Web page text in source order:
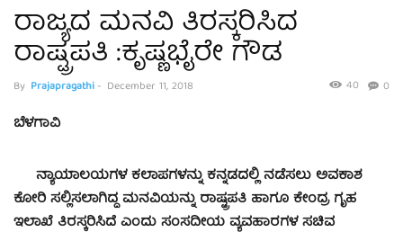
ರಾಜ್ಯದ ಮನವಿ ತಿರಸ್ಕರಿಸಿದ
ರಾಷ್ಟ್ರಪತಿ :ಕೃಷ್ಣಭೈರೇ ಗೌಡ
By Prajapragathi- December 11, 2018 0
40
ಬೆಳಗಾವಿ
ನ್ಯಾಯಾಲಯಗಳ ಕಲಾಪಗಳನ್ನು ಕನ್ನಡದಲ್ಲಿ ನಡೆಸಲು ಅವಕಾಶ
ಕೋರಿ ಸಲ್ಲಿಸಲಾಗಿದ್ದ ಮನವಿಯನ್ನು ರಾಷ್ಟ್ರಪತಿ ಹಾಗೂ ಕೇಂದ್ರ ಗೃಹ
ಇಲಾಖೆ ತಿರಸ್ಕರಿಸಿದೆ ಎಂದು ಸಂಸದೀಯ ವ್ಯವಹಾರಗಳ ಸಚಿವ